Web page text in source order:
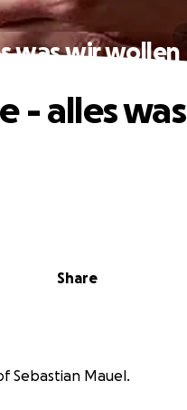
was wir wollen
Share
- alles was
Sebastian Mauel.